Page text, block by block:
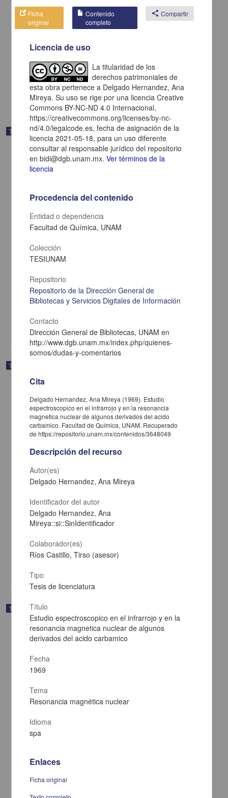
Influencia de la modernizacion en algunos aspectos motivacionales
Biología y Química
Trabajo de grado
Diseno de tuberias para flujo mixto en sistemas gas-liquido
Rodriguez Diez, José
Trabajo de grado
Estudio sobre seguridad e higiene en la industria de la
galvanoplastia
Biología y Química
Trabajo de grado
Aplicacion del diseño de experimentos en la galvanoplastia
Biología y Química
Ficha
original
Contenido
completo
share Compartir
Licencia de uso
La titularidad de los
derechos patrimoniales de
esta obra pertenece a Delgado Hernandez, Ana
Mireya. Su uso se rige por una licencia Creative
Commons BY-NC-ND 4.0 Internacional,
https://creativecommons.org/licenses/by-nc-
nd/4.0/legalcode.es, fecha de asignación de la
licencia 2021-05-18, para un uso diferente
consultar al responsable jurídico del repositorio
en bidi@dgb.unam.mx.Ver términos de la
licencia
Procedencia del contenido
Entidad o dependencia
Facultad de Química, UNAM
Colección
TESIUNAM
Repositorio
Repositorio de la Dirección General de
Bibliotecas y Servicios Digitales de Información
Contacto
Dirección General de Bibliotecas, UNAM en
http://www.dgb.unam.mx/index.php/quienes-
somos/dudas-y-comentarios
Cita
Delgado Hernandez, Ana Mireya (1969). Estudio
espectroscopico en el infrarrojo y en la resonancia
magnetica nuclear de algunos derivados del acido
carbamico. Facultad de Química, UNAM. Recuperado
de https://repositorio.unam.mx/contenidos/3648049
Descripción del recurso
Autor(es)
Delgado Hernandez, Ana Mireya
Identificador del autor
Delgado Hernandez, Ana
Mireya::si::SinIdentificador
Colaborador(es)
Ríos Castillo, Tirso (asesor)
Tipo
Tesis de licenciatura
Título
Estudio espectroscopico en el infrarrojo y en la
resonancia magnetica nuclear de algunos
derivados del acido carbamico
Fecha
1969
Tema
Resonancia magnética nuclear
Idioma
spa
Enlaces
Ficha original